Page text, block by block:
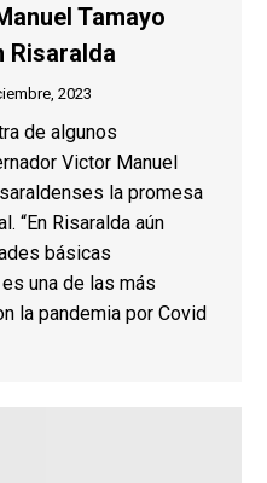
Tamayo
Risaralda
2023
de algunos
Victor Manuel
la promesa
“En Risaralda aún
básicas
una de las más
la pandemia por Covid